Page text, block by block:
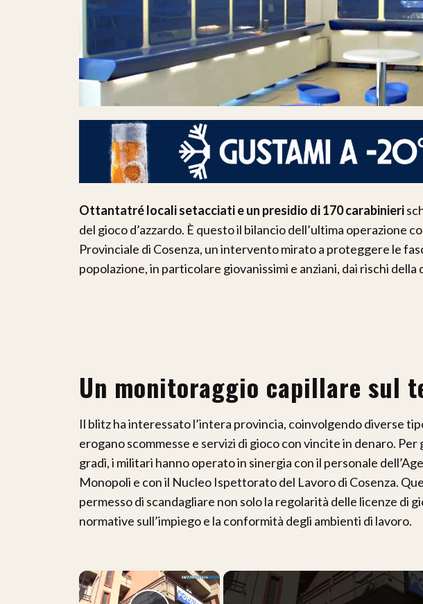
Ottantatré locali setacciati e un presidio di 170 carabinieri
del gioco d’azzardo. È questo il bilancio dell’ultima operazione
Provinciale di Cosenza, un intervento mirato a proteggere le
popolazione, in particolare giovanissimi e anziani, dai rischi della
Un monitoraggio capillare sul
Il blitz ha interessato l’intera provincia, coinvolgendo diverse
erogano scommesse e servizi di gioco con vincite in denaro.
gradi, i militari hanno operato in sinergia con il personale
Monopoli e con il Nucleo Ispettorato del Lavoro di Cosenza.
permesso di scandagliare non solo la regolarità delle licenze di
normative sull’impiego e la conformità degli ambienti di lavoro.
×